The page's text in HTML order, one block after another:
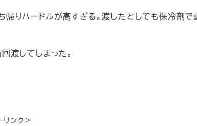
りハードルが高すぎる。渡したとしても保冷剤で
渡してしまった。
リンク＞